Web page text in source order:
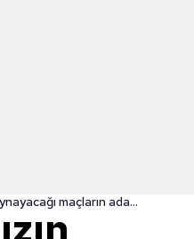
A Milli Futbol Takımı'mızın Almanya ve Galler ile oynayacağı maçların aday kadrosu açıklandı!